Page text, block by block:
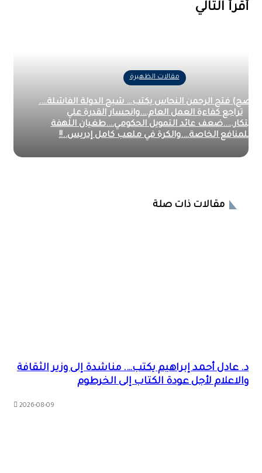
أقرأ التالي
مقالات الظهيرة
فتح الرحمن النحاس يكتب… شبح الدولة الفاشلة….
تراجع كفاءة العمل العام….وانحسار القدرة علي
عائد التمويل الحكومي….طغيان اللهفة
للمنافع الخاصة….والكرة في ملعب كامل إدريس..!!
مقالات ذات صلة
د. عادل أحمد إبراهيم يكتب…. مناشدة إلى وزير الثقافة
والاعلام لأجل عودة الكتاب إلى الخرطوم
2026-08-09